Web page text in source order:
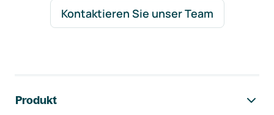
Kontaktieren Sie unser Team
Produkt